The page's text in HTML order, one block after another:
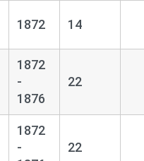
1872 14
1872
-
1876
22
1872
-
22